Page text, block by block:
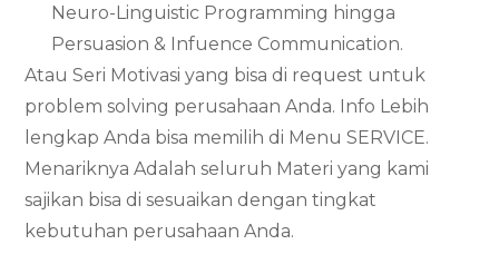
Neuro-Linguistic Programming hingga
Persuasion & Infuence Communication.
Atau Seri Motivasi yang bisa di request untuk
problem solving perusahaan Anda. Info Lebih
lengkap Anda bisa memilih di Menu SERVICE.
Menariknya Adalah seluruh Materi yang kami
sajikan bisa di sesuaikan dengan tingkat
kebutuhan perusahaan Anda.